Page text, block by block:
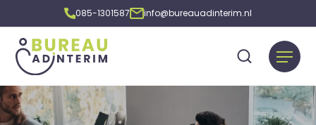
085-1301587 info@bureauadinterim.nl